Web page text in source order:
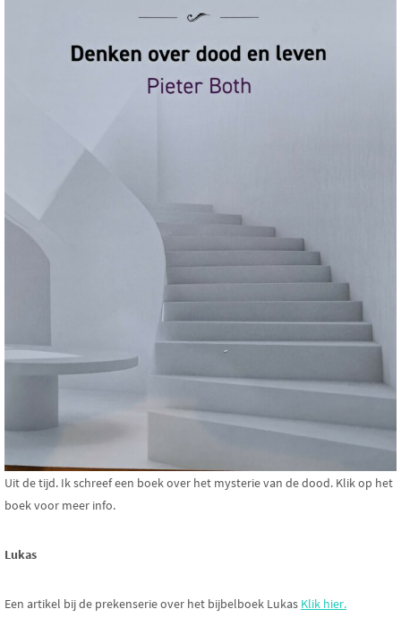
Uit de tijd. Ik schreef een boek over het mysterie van de dood. Klik op het
boek voor meer info.
Lukas
Een artikel bij de prekenserie over het bijbelboek Lukas Klik hier.